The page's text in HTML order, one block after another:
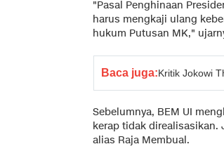
"Pasal Penghinaan
harus mengkaji ulang
hukum Putusan MK,"
Baca juga:Kritik Jokowi
Sebelumnya, BEM UI
kerap tidak direalisasikan.
alias Raja Membual.